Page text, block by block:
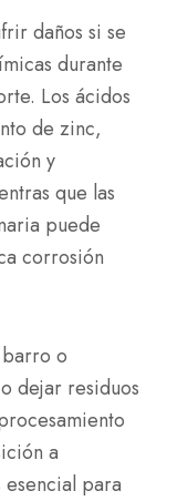
daños si se
durante
Los ácidos
de zinc,
y
que las
puede
corrosión
o
dejar residuos
a
para